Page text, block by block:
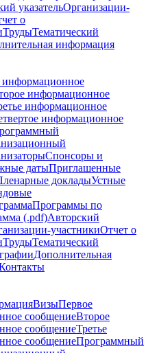
указательОрганизации-
о
ТрудыТематический
информация
информационное
информационное
информационное
информационное
Спонсоры и
датыПриглашенные
докладыУстные
Программы по
(.pdf)Авторский
участникиОтчет о
ТрудыТематический
Дополнительная
ВизыПервое
сообщениеВторое
сообщениеТретье
сообщениеПрограммный